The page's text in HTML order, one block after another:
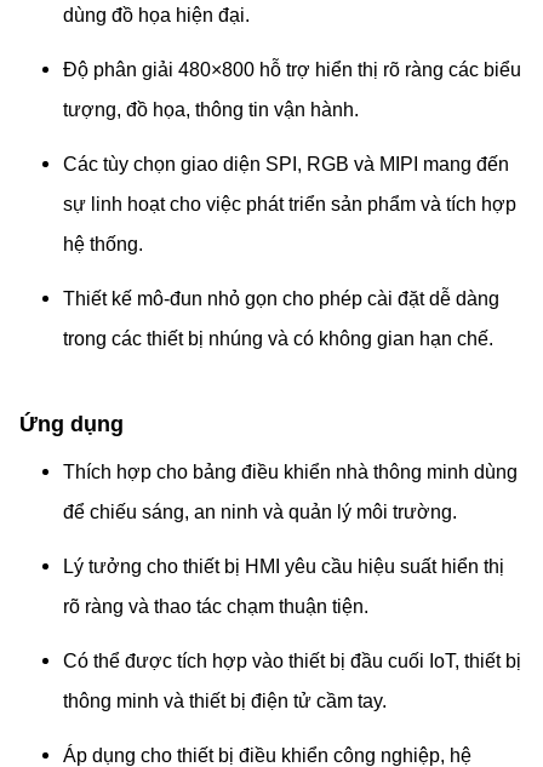
dùng đồ họa hiện đại.
Độ phân giải 480×800 hỗ trợ hiển thị rõ ràng các biểu
tượng, đồ họa, thông tin vận hành.
Các tùy chọn giao diện SPI, RGB và MIPI mang đến
sự linh hoạt cho việc phát triển sản phẩm và tích hợp
hệ thống.
Thiết kế mô-đun nhỏ gọn cho phép cài đặt dễ dàng
trong các thiết bị nhúng và có không gian hạn chế.
Ứng dụng
Thích hợp cho bảng điều khiển nhà thông minh dùng
để chiếu sáng, an ninh và quản lý môi trường.
Lý tưởng cho thiết bị HMI yêu cầu hiệu suất hiển thị
rõ ràng và thao tác chạm thuận tiện.
Có thể được tích hợp vào thiết bị đầu cuối IoT, thiết bị
thông minh và thiết bị điện tử cầm tay.
Áp dụng cho thiết bị điều khiển công nghiệp, hệ